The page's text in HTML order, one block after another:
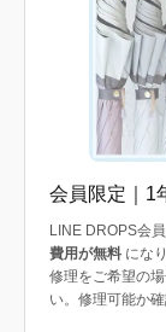
会員限定｜1
LINE DROPS会
費用が無料 にな
修理をご希望の
い。修理可能か確